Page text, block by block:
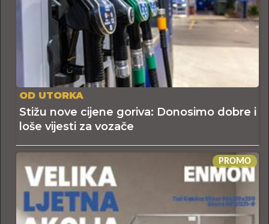
OD UTORKA
Stižu nove cijene goriva: Donosimo dobre i
loše vijesti za vozače
PROMO